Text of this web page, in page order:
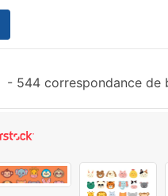
- 544 correspondance de